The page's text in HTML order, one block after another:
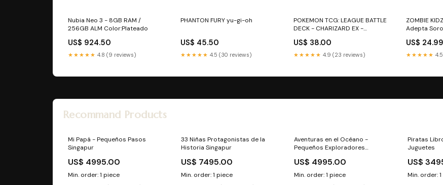
Nubia Neo 3 - 8GB RAM /
256GB ALM Color:Plateado
US$ 924.50
★★★★★ 4.8 (9 reviews)
PHANTON FURY yu-gi-oh
US$ 45.50
★★★★★ 4.5 (30 reviews)
POKEMON TCG: LEAGUE BATTLE
DECK - CHARIZARD EX -
US$ 38.00
★★★★★ 4.9 (23 reviews)
ZOMBIE
Adepta
US$ 24.99
★★★★★
Recommand Products
Mi Papá - Pequeños Pasos
Singapur
US$ 4995.00
Min. order: 1 piece
33 Niñas Protagonistas de la
Historia Singapur
US$ 7495.00
Min. order: 1 piece
Aventuras en el Océano -
Pequeños Exploradores
US$ 4995.00
Min. order: 1 piece
Piratas
Juguetes
US$
Min. order: